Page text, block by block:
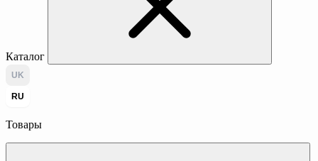
Каталог
UK
RU
Товары